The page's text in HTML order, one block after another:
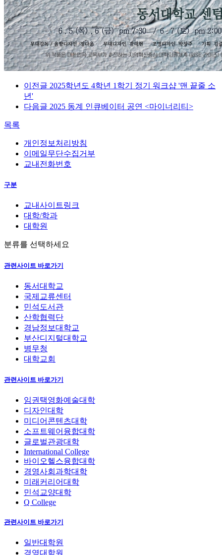
이전글 2025학년도 4학년 1학기 정기 워크샵 '맨 끝줄 소
년'
다음글 2025 동계 인큐베이터 공연 <마이너리티>
목록
개인정보처리방침
이메일무단수집거부
교내전화번호
구분
교내사이트링크
대학/학과
대학원
분류를 선택하세요
관련사이트 바로가기
동서대학교
국제교류센터
민석도서관
산학협력단
경남정보대학교
부산디지털대학교
병무청
대학교회
관련사이트 바로가기
임권택영화예술대학
디자인대학
미디어콘텐츠대학
소프트웨어융합대학
글로벌관광대학
International College
바이오헬스융합대학
경영사회과학대학
미래커리어대학
민석교양대학
Q College
관련사이트 바로가기
일반대학원
경영대학원